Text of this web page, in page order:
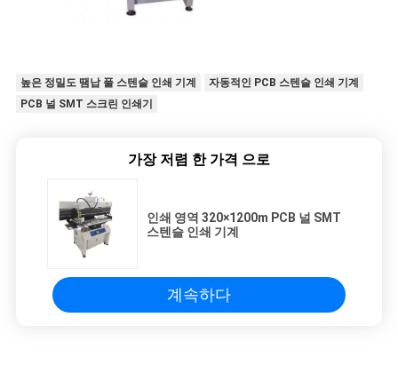
높은 정밀도 땜납 풀 스텐슬 인쇄 기계
자동적인 PCB 스텐슬 인쇄 기계
PCB 널 SMT 스크린 인쇄기
가장 저렴 한 가격 으로
인쇄 영역 320×1200m PCB 널 SMT
스텐슬 인쇄 기계
계속하다